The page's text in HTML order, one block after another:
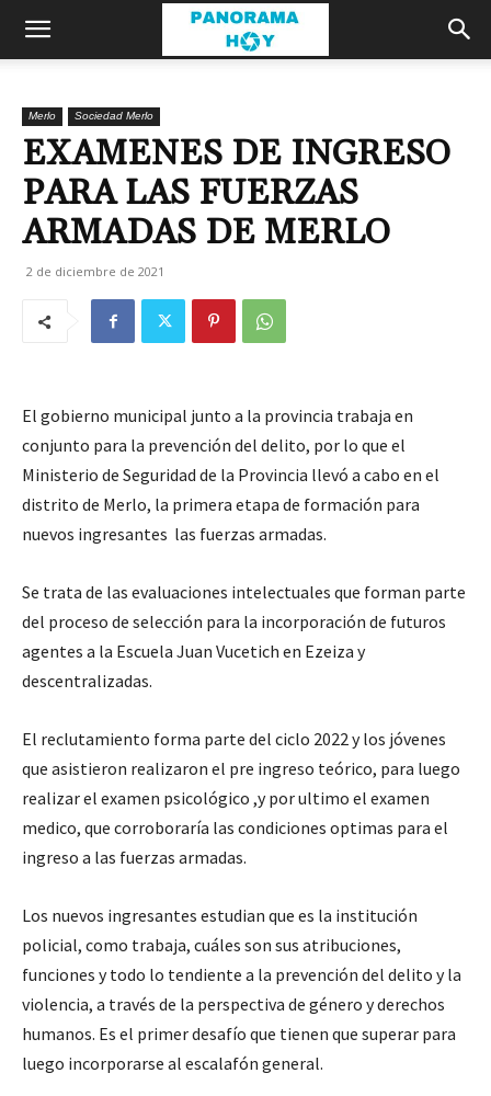
Merlo Sociedad Merlo
EXAMENES DE INGRESO
PARA LAS FUERZAS
ARMADAS DE MERLO
2 de diciembre de 2021
El gobierno municipal junto a la provincia trabaja en
conjunto para la prevención del delito, por lo que el
Ministerio de Seguridad de la Provincia llevó a cabo en el
distrito de Merlo, la primera etapa de formación para
nuevos ingresantes las fuerzas armadas.
Se trata de las evaluaciones intelectuales que forman parte
del proceso de selección para la incorporación de futuros
agentes a la Escuela Juan Vucetich en Ezeiza y
descentralizadas.
El reclutamiento forma parte del ciclo 2022 y los jóvenes
que asistieron realizaron el pre ingreso teórico, para luego
realizar el examen psicológico ,y por ultimo el examen
medico, que corroboraría las condiciones optimas para el
ingreso a las fuerzas armadas.
Los nuevos ingresantes estudian que es la institución
policial, como trabaja, cuáles son sus atribuciones,
funciones y todo lo tendiente a la prevención del delito y la
violencia, a través de la perspectiva de género y derechos
humanos. Es el primer desafío que tienen que superar para
luego incorporarse al escalafón general.